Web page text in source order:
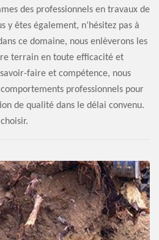
des professionnels en travaux de
y êtes également, n’hésitez pas à
ce domaine, nous enlèverons les
terrain en toute efficacité et
faire et compétence, nous
professionnels pour
de qualité dans le délai convenu.